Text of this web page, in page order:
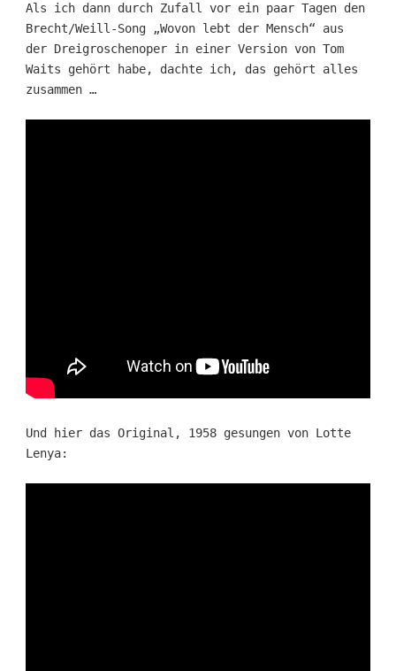
Als ich dann durch Zufall vor ein paar Tagen den
Brecht/Weill-Song „Wovon lebt der Mensch“ aus
der Dreigroschenoper in einer Version von Tom
Waits gehört habe, dachte ich, das gehört alles
zusammen …
Und hier das Original, 1958 gesungen von Lotte
Lenya: